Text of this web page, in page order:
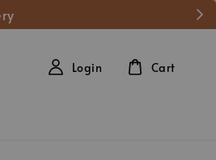
Login Cart